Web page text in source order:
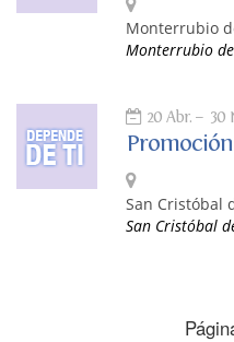
Monterrubio
Monterrubio
20 Abr. 30
San Cristóbal
San Cristóbal